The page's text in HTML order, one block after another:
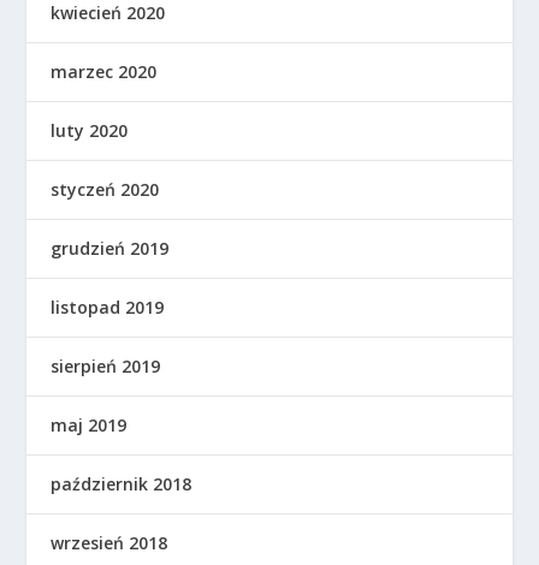
kwiecień 2020
marzec 2020
luty 2020
styczeń 2020
grudzień 2019
listopad 2019
sierpień 2019
maj 2019
październik 2018
wrzesień 2018